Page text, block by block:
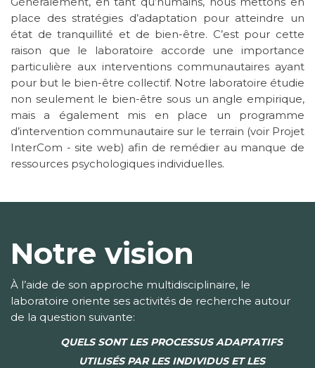
place des stratégies d’adaptation pour atteindre un
état de tranquillité et de bien-être. C’est pour cette
raison que le laboratoire accorde une importance
particulière aux interventions communautaires ayant
pour but le bien-être collectif. Notre laboratoire étudie
non seulement le bien-être sous un angle empirique,
mais a également mis en place un programme
d’intervention communautaire sur le terrain (voir Projet
InterCom - site web) afin de remédier au manque de
ressources psychologiques individuelles.
Notre vision
À l’aide de son approche multidisciplinaire, le
laboratoire oriente ses activités de recherche autour
de la question suivante:
QUELS SONT LES PROCESSUS ADAPTATIFS
UTILISÉS PAR LES INDIVIDUS ET LES